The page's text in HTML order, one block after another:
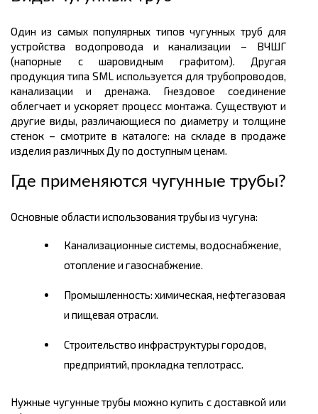
Один из самых популярных типов чугунных труб для
устройства водопровода и канализации – ВЧШГ
(напорные с шаровидным графитом). Другая
продукция типа SML используется для трубопроводов,
канализации и дренажа. Гнездовое соединение
облегчает и ускоряет процесс монтажа. Существуют и
другие виды, различающиеся по диаметру и толщине
стенок – смотрите в каталоге: на складе в продаже
изделия различных Ду по доступным ценам.
Где применяются чугунные трубы?
Основные области использования трубы из чугуна:
Канализационные системы, водоснабжение,
отопление и газоснабжение.
Промышленность: химическая, нефтегазовая
и пищевая отрасли.
Строительство инфраструктуры городов,
предприятий, прокладка теплотрасс.
Нужные чугунные трубы можно купить с доставкой или